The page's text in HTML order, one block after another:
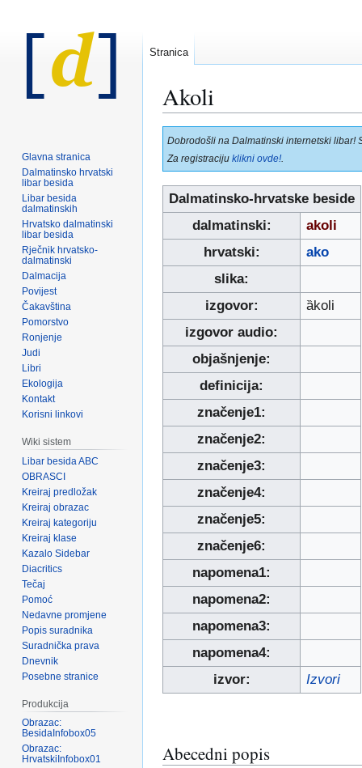
Akoli
Prijeđi
na
navigaciju
Prijeđi
na
pretraživanje
Dobrodošli na Dalmatinski internetski libar!
Za registraciju klikni ovde!
Dalmatinsko-hrvatske beside
dalmatinski:
akoli
hrvatski:
ako
slika:
izgovor:
ȁkoli
izgovor audio:
objašnjenje:
definicija:
značenje1:
značenje2:
značenje3:
značenje4:
značenje5:
značenje6:
napomena1:
napomena2:
napomena3:
napomena4:
izvor:
Izvori
Abecedni popis
Stranica
Glavna stranica
Dalmatinsko hrvatski
libar besida
Libar besida
dalmatinskih
Hrvatsko dalmatinski
libar besida
Rječnik hrvatsko-
dalmatinski
Dalmacija
Povijest
Čakavština
Pomorstvo
Ronjenje
Judi
Libri
Ekologija
Kontakt
Korisni linkovi
Wiki sistem
Libar besida ABC
OBRASCI
Kreiraj predložak
Kreiraj obrazac
Kreiraj kategoriju
Kreiraj klase
Kazalo Sidebar
Diacritics
Tečaj
Pomoć
Nedavne promjene
Popis suradnika
Suradnička prava
Dnevnik
Posebne stranice
Produkcija
Obrazac:
BesidaInfobox05
Obrazac:
HrvatskiInfobox01